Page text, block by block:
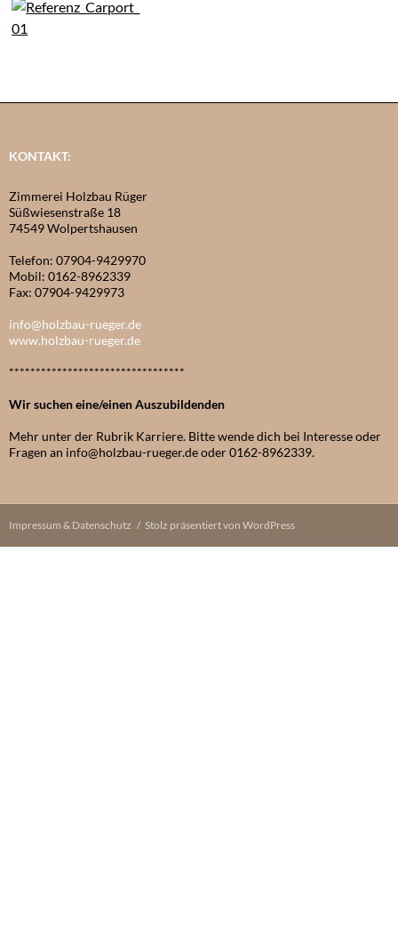
KONTAKT:
Zimmerei Holzbau Rüger
Süßwiesenstraße 18
74549 Wolpertshausen
Telefon: 07904-9429970
Mobil: 0162-8962339
Fax: 07904-9429973
info@holzbau-rueger.de
www.holzbau-rueger.de
*********************************
Wir suchen eine/einen Auszubildenden
Mehr unter der Rubrik Karriere. Bitte wende dich bei Interesse oder
Fragen an info@holzbau-rueger.de oder 0162-8962339.
Impressum & Datenschutz Stolz präsentiert von WordPress